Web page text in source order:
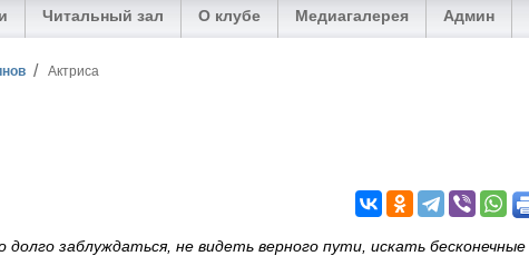
Читальный зал О клубе Медиагалерея Админ
Актриса
заблуждаться, не видеть верного пути, искать бесконечные